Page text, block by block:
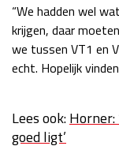
Kwalificatie
Race
“We hadden wel
krijgen, daar
we tussen VT1 en
echt. Hopelijk
Lees ook:
goed ligt’